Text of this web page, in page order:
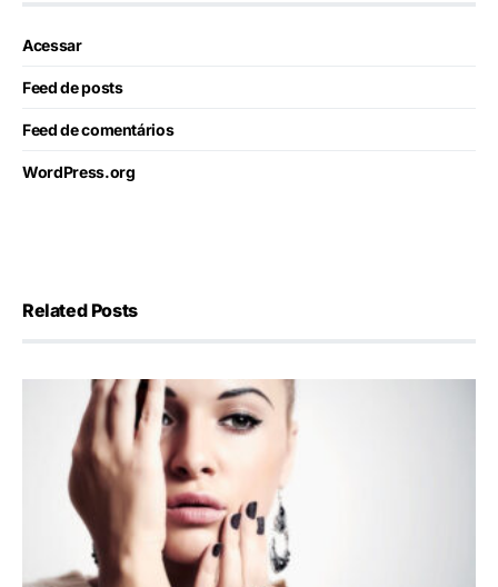
Acessar
Feed de posts
Feed de comentários
WordPress.org
Related Posts